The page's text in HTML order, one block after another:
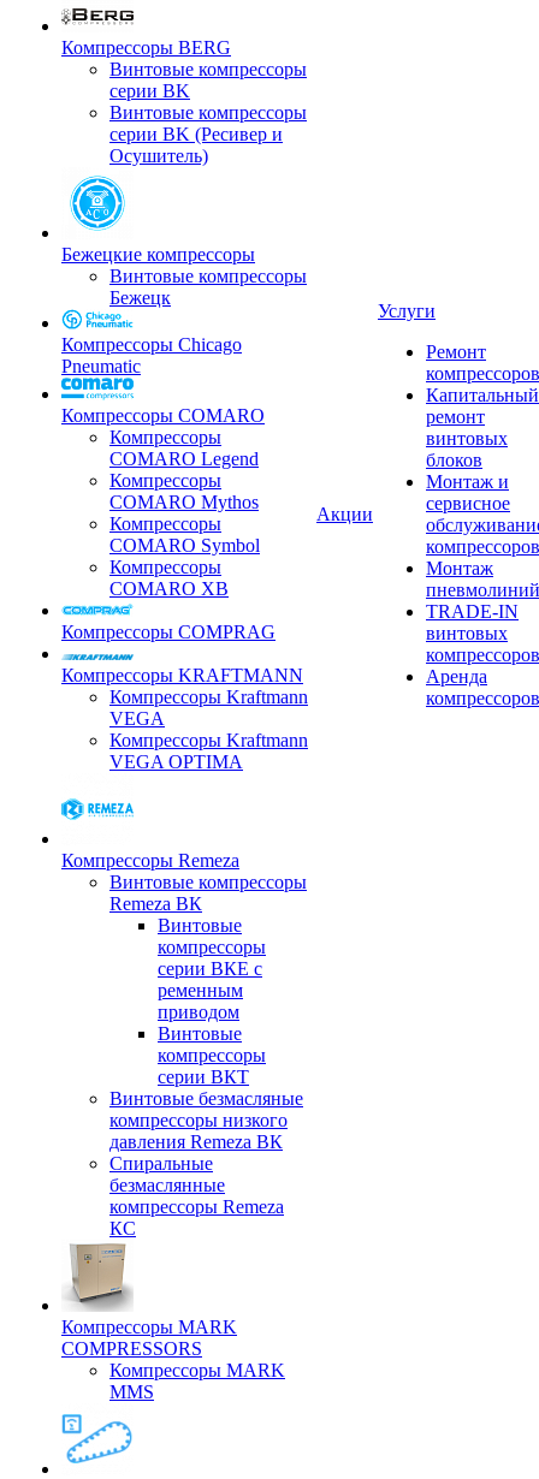
Компрессоры BERG
Винтовые компрессоры
серии BK
Винтовые компрессоры
серии BK (Ресивер и
Осушитель)
Бежецкие компрессоры
Винтовые компрессоры
Бежецк
Компрессоры Chicago
Pneumatic
Компрессоры COMARO
Компрессоры
COMARO Legend
Компрессоры
COMARO Mythos
Компрессоры
COMARO Symbol
Компрессоры
COMARO XB
Компрессоры COMPRAG
Компрессоры KRAFTMANN
Компрессоры Kraftmann
VEGA
Компрессоры Kraftmann
VEGA OPTIMA
Компрессоры Remeza
Винтовые компрессоры
Remeza ВК
Винтовые
компрессоры
серии ВКЕ с
ременным
приводом
Винтовые
компрессоры
серии ВКТ
Винтовые безмасляные
компрессоры низкого
давления Remeza ВК
Спиральные
безмаслянные
компрессоры Remeza
КС
Компрессоры MARK
COMPRESSORS
Компрессоры MARK
MMS
Акции
Услуги
Ремонт
компрессоров
Капитальный
ремонт
винтовых
блоков
Монтаж и
сервисное
компрессоров
Монтаж
пневмолиний
TRADE-IN
винтовых
компрессоров
Аренда
компрессоров